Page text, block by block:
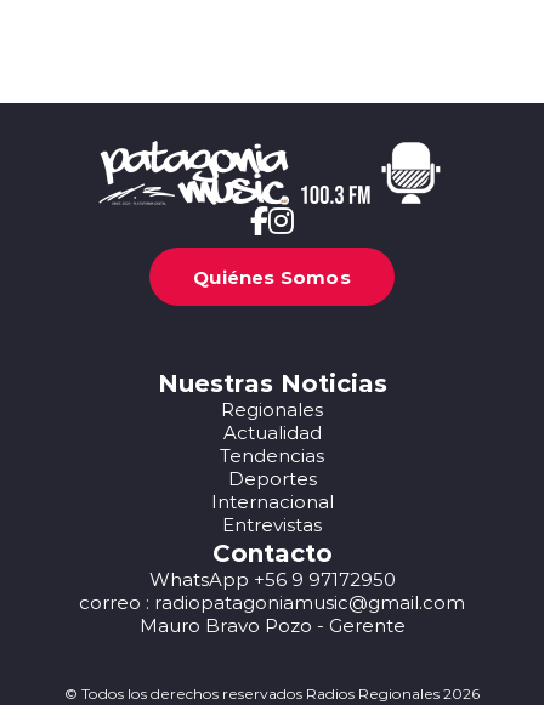
Quiénes Somos
Nuestras Noticias
Regionales
Actualidad
Tendencias
Deportes
Internacional
Entrevistas
Contacto
WhatsApp +56 9 97172950
correo : radiopatagoniamusic@gmail.com
Mauro Bravo Pozo - Gerente
© Todos los derechos reservados Radios Regionales 2026